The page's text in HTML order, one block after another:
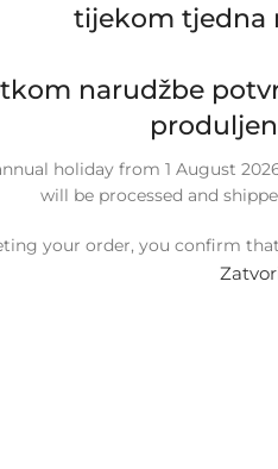
tijekom tjedna
narudžbe
holiday from 1 August
will be processed and
your order, you confirm